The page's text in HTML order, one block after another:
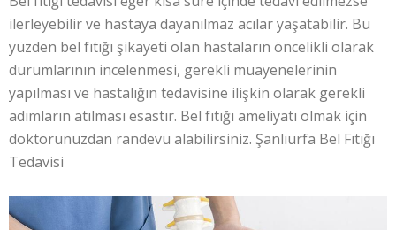
ilerleyebilir ve hastaya dayanılmaz acılar yaşatabilir. Bu
yüzden bel fıtığı şikayeti olan hastaların öncelikli olarak
durumlarının incelenmesi, gerekli muayenelerinin
yapılması ve hastalığın tedavisine ilişkin olarak gerekli
adımların atılması esastır. Bel fıtığı ameliyatı olmak için
doktorunuzdan randevu alabilirsiniz. Şanlıurfa Bel Fıtığı
Tedavisi